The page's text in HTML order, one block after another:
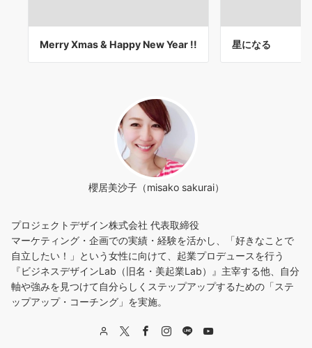
Merry Xmas & Happy New Year !! 星になる
櫻居美沙子（misako sakurai）
プロジェクトデザイン株式会社 代表取締役
マーケティング・企画での実績・経験を活かし、「好きなことで
自立したい！」という女性に向けて、起業プロデュースを行う
『ビジネスデザインLab（旧名・美起業Lab）』主宰する他、自分
軸や強みを見つけて自分らしくステップアップするための「ステ
ップアップ・コーチング」を実施。